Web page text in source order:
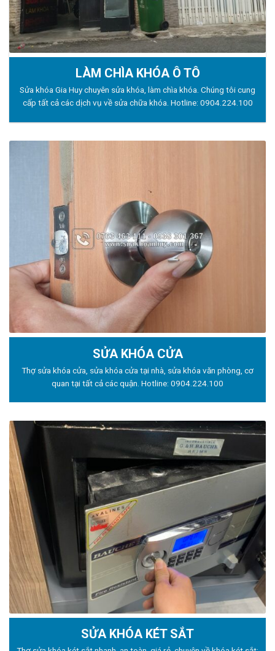
LÀM CHÌA KHÓA Ô TÔ
Sửa khóa Gia Huy chuyên sửa khóa, làm chìa khóa. Chúng tôi cung
cấp tất cả các dịch vụ về sửa chữa khóa. Hotline: 0904.224.100
SỬA KHÓA CỬA
Thợ sửa khóa cửa, sửa khóa cửa tại nhà, sửa khóa văn phòng, cơ
quan tại tất cả các quận. Hotline: 0904.224.100
SỬA KHÓA KÉT SẮT